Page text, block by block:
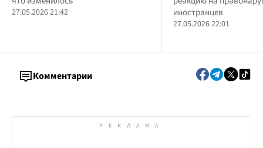
украинцев
27.05.2026 21:42
ПДД: что
случае
иностранцев
27.05.2026 22:01
Комментарии